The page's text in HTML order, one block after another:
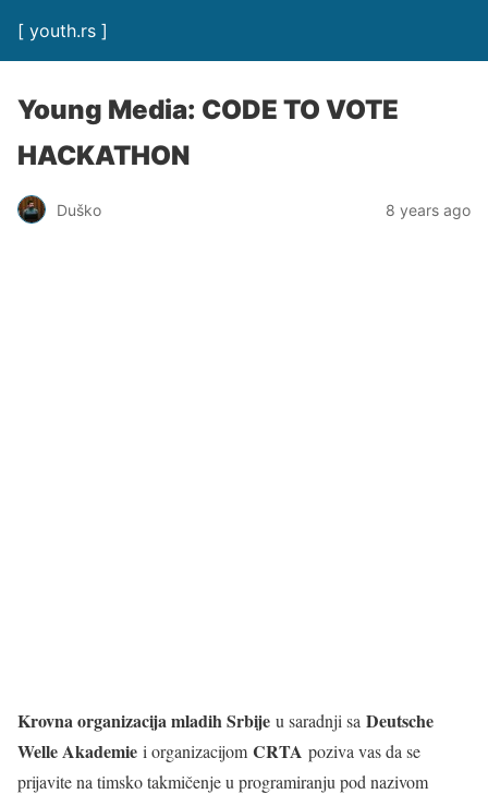
[ youth.rs ]
Young Media: CODE TO VOTE
HACKATHON
Duško 8 years ago
Krovna organizacija mladih Srbije u saradnji sa Deutsche
Welle Akademie i organizacijom CRTA poziva vas da se
prijavite na timsko takmičenje u programiranju pod nazivom